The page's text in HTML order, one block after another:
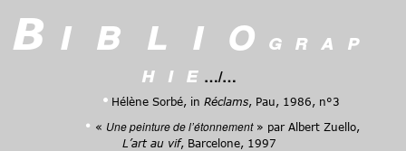
B i b l i o g r a p
h i e …/…
• Hélène Sorbé, inRéclams, Pau, 1986, n°3
• « Une peinture de l’étonnement » par Albert Zuello,
L’art au vif, Barcelone, 1997